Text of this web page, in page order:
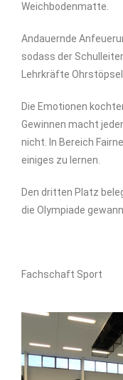
Weichbodenmatte.
Andauernde
sodass der
Lehrkräfte Ohrstöpsel
Die Emotionen
Gewinnen macht
nicht. In Bereich
einiges zu lernen.
Den dritten Platz
die Olympiade
Fachschaft Sport